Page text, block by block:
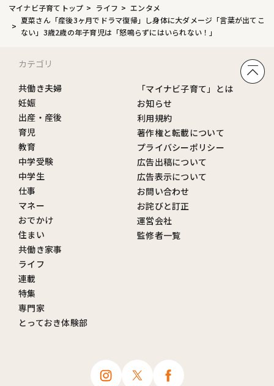
マイナビ子育てトップ ライフ
エンタメ
夏菜さん「産後3ヶ月でドラマ復帰」し身体に大ダメージ「言葉が出てこ
ない」3歳2歳の年子育児は「怒鳴らずにはいられない！」
カテゴリ
共働き夫婦
妊娠
出産・産後
育児
教育
中学受験
中学生
仕事
マネー
おでかけ
住まい
共働き家事
ライフ
連載
特集
専門家
とっておき体験部
「マイナビ子育て」とは
お知らせ
利用規約
著作権と転載について
プライバシーポリシー
広告出稿について
広告表示について
お問い合わせ
お詫びと訂正
運営会社
監修者一覧